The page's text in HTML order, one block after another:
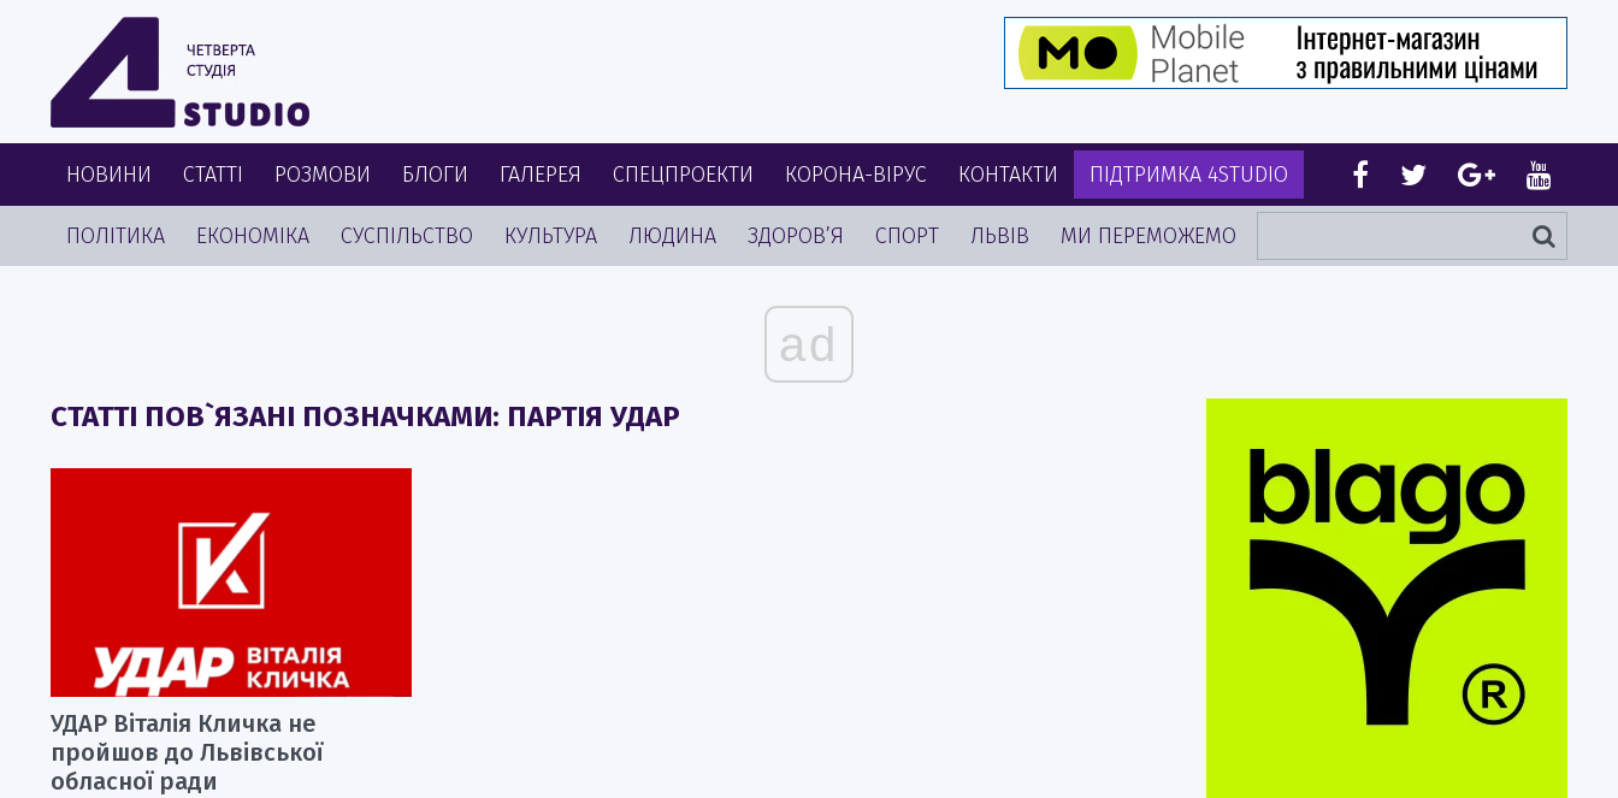
НОВИНИ СТАТТІ РОЗМОВИ БЛОГИ ГАЛЕРЕЯ СПЕЦПРОЕКТИ КОРОНА-ВІРУС КОНТАКТИ ПІДТРИМКА 4STUDIO
ПОЛІТИКА ЕКОНОМІКА СУСПІЛЬСТВО КУЛЬТУРА ЛЮДИНА ЗДОРОВ’Я СПОРТ ЛЬВІВ МИ ПЕРЕМОЖЕМО
ad
СТАТТІ ПОВ`ЯЗАНІ ПОЗНАЧКАМИ: ПАРТІЯ УДАР
УДАР Віталія Кличка не
пройшов до Львівської
обласної ради